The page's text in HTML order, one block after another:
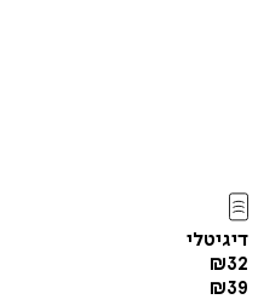
דיגיטלי
₪32
₪39